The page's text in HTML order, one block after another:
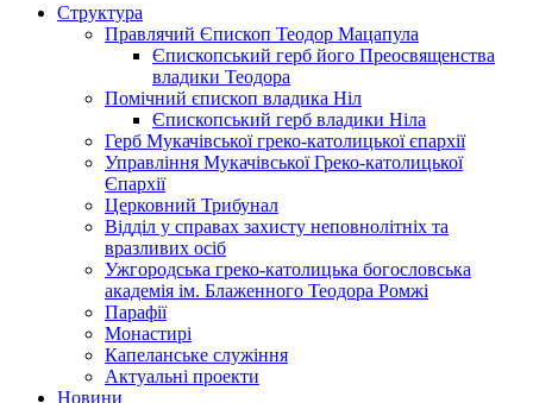
Структура
Правлячий Єпископ Теодор Мацапула
Єпископський герб його Преосвященства
владики Теодора
Помічний єпископ владика Ніл
Єпископський герб владики Ніла
Герб Мукачівської греко-католицької єпархії
Управління Мукачівської Греко-католицької
Єпархії
Церковний Трибунал
Відділ у справах захисту неповнолітніх та
вразливих осіб
Ужгородська греко-католицька богословська
академія ім. Блаженного Теодора Ромжі
Парафії
Монастирі
Капеланське служіння
Актуальні проекти
Новини